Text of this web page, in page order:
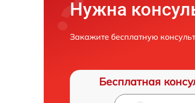
Нужна
Закажите бесплатную
Бесплатная